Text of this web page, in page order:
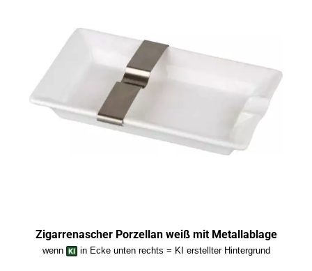
Zigarrenascher Porzellan weiß mit Metallablage
wenn in Ecke unten rechts = KI erstellter Hintergrund